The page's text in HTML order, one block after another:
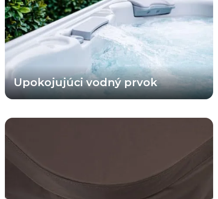
Upokojujúci vodný prvok
odolná voči UV žiareniu, vyblednutiu a poveternostným vplyvom.
Zároveň sú až o 25 % ľahšie ako štandardné vinylové termokryty
víriviek. Originálne termokryty Bullfrog Spas® sú navyše
navrhnuté tak, aby poskytovali maximálnu izoláciu pre vysokú